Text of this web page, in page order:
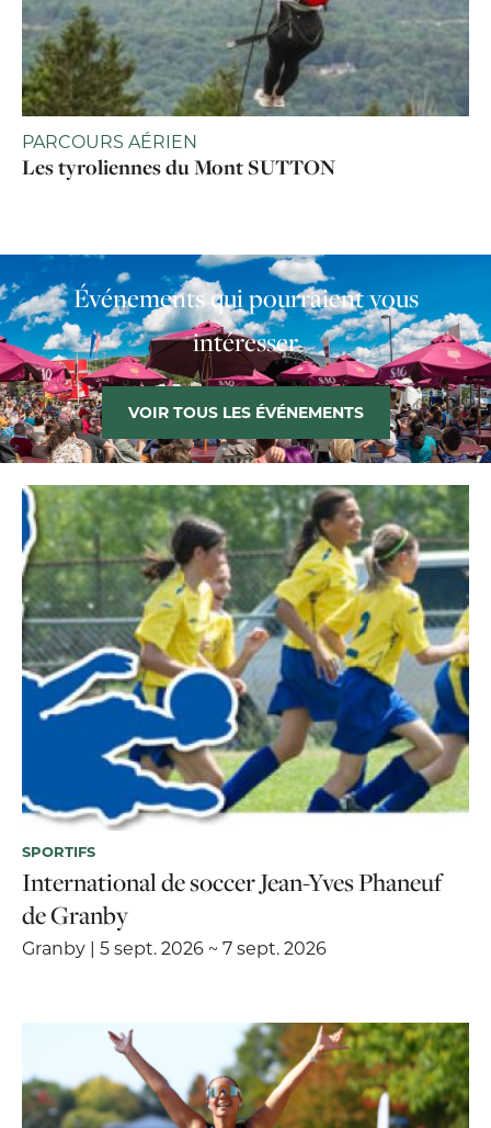
PARCOURS AÉRIEN
Les tyroliennes du Mont SUTTON
Événements qui pourraient vous
intéresser
VOIR TOUS LES ÉVÉNEMENTS
SPORTIFS
International de soccer Jean-Yves Phaneuf
de Granby
Granby | 5 sept. 2026 ~ 7 sept. 2026